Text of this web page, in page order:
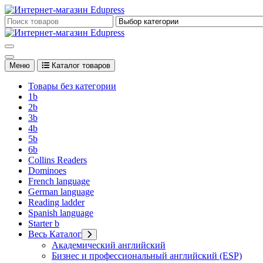
Перейти
к
содержимому
Edupress Uzbekistan, Edupress Узбекистан, книги, учебники на
Меню Каталог товаров
Товары без категории
1b
2b
3b
4b
5b
6b
Collins Readers
Dominoes
French language
German language
Reading ladder
Spanish language
Starter b
Весь Каталог
Академический английский
Бизнес и профессиональный английский (ESP)